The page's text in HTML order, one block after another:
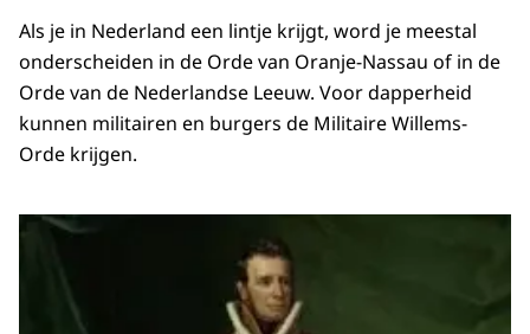
Als je in Nederland een lintje krijgt, word je meestal
onderscheiden in de Orde van Oranje-Nassau of in de
Orde van de Nederlandse Leeuw. Voor dapperheid
kunnen militairen en burgers de Militaire Willems-
Orde krijgen.